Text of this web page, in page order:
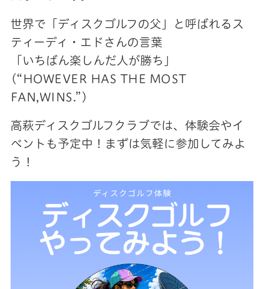
世界で「ディスクゴルフの父」と呼ばれるス
ティーディ・エドさんの言葉
「いちばん楽しんだ人が勝ち」
(“HOWEVER HAS THE MOST
FAN,WINS.”)
高萩ディスクゴルフクラブでは、体験会やイ
ベントも予定中！まずは気軽に参加してみよ
う！